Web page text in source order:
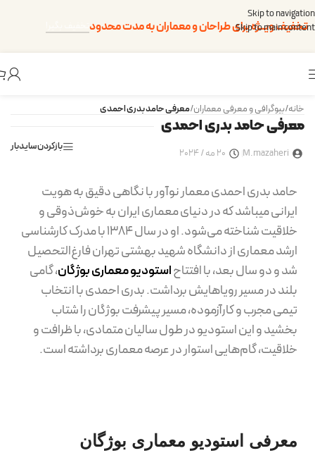
Skip to navigation
Skip to main content
تخفیف ویــژه برای طراحان و معماران به مدت محدود
معرفی حامد بدری احمدی
M.mazaheri 20 مه / 2024 بازکردن سایدبار
خانه/بیوگرافی و معرفی معماران/معرفی حامد بدری احمدی
حامد بدری احمدی معمار نوآور با نگاهی دقیق به هویت
ایرانی میباشد که در دنیای معماری ایران به خوش‌ذوقی و
خلاقیت شناخته می‌شود. او در سال 1384 با مدرک کارشناسی
ارشد معماری از دانشگاه شهید بهشتی تهران فارغ‌التحصیل
شد و دو سال بعد، با افتتاحاستودیو معماری بوژگان، گامی
بلند در مسیر رویاهایش برداشت. بدری احمدی با انتخاب
تیمی مجرب و کارآزموده، مسیر پیشرفت بوژگان را شتاب
بخشید و این استودیو در طول سالیان متمادی، با ظرافت و
خلاقیت، گام‌هایی استوار در عرصه معماری برداشته است.
معرفی استودیو معماری بوژگان